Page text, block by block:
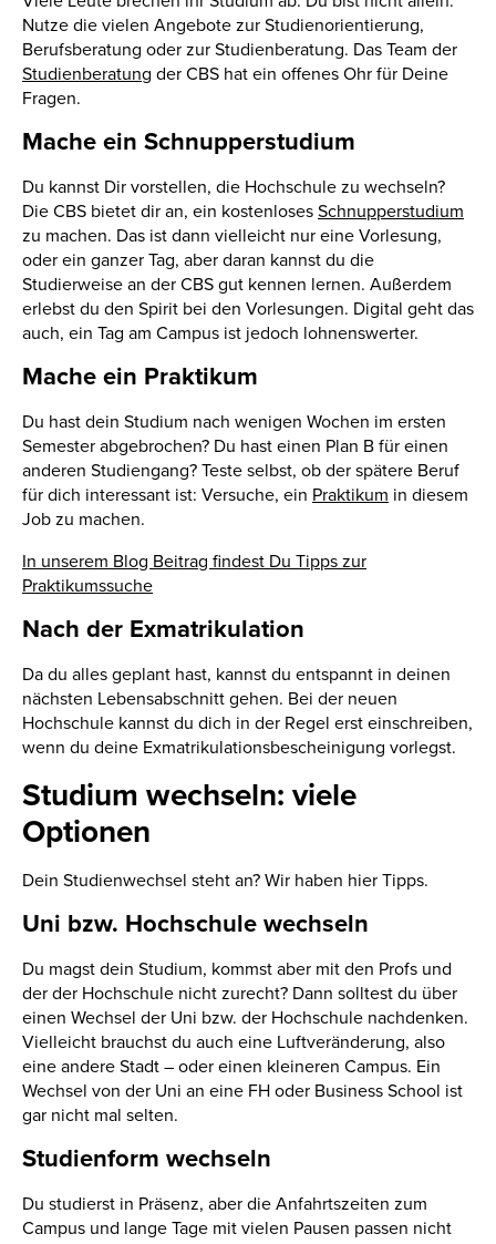
Nutze die vielen Angebote zur Studienorientierung,
Berufsberatung oder zur Studienberatung. Das Team der
Studienberatung der CBS hat ein offenes Ohr für Deine
Fragen.
Mache ein Schnupperstudium
Du kannst Dir vorstellen, die Hochschule zu wechseln?
Die CBS bietet dir an, ein kostenloses Schnupperstudium
zu machen. Das ist dann vielleicht nur eine Vorlesung,
oder ein ganzer Tag, aber daran kannst du die
Studierweise an der CBS gut kennen lernen. Außerdem
erlebst du den Spirit bei den Vorlesungen. Digital geht das
auch, ein Tag am Campus ist jedoch lohnenswerter.
Mache ein Praktikum
Du hast dein Studium nach wenigen Wochen im ersten
Semester abgebrochen? Du hast einen Plan B für einen
anderen Studiengang? Teste selbst, ob der spätere Beruf
für dich interessant ist: Versuche, ein Praktikum in diesem
Job zu machen.
In unserem Blog Beitrag findest Du Tipps zur
Praktikumssuche
Nach der Exmatrikulation
Da du alles geplant hast, kannst du entspannt in deinen
nächsten Lebensabschnitt gehen. Bei der neuen
Hochschule kannst du dich in der Regel erst einschreiben,
wenn du deine Exmatrikulationsbescheinigung vorlegst.
Studium wechseln: viele
Optionen
Dein Studienwechsel steht an? Wir haben hier Tipps.
Uni bzw. Hochschule wechseln
Du magst dein Studium, kommst aber mit den Profs und
der der Hochschule nicht zurecht? Dann solltest du über
einen Wechsel der Uni bzw. der Hochschule nachdenken.
Vielleicht brauchst du auch eine Luftveränderung, also
eine andere Stadt – oder einen kleineren Campus. Ein
Wechsel von der Uni an eine FH oder Business School ist
gar nicht mal selten.
Studienform wechseln
Du studierst in Präsenz, aber die Anfahrtszeiten zum
Campus und lange Tage mit vielen Pausen passen nicht